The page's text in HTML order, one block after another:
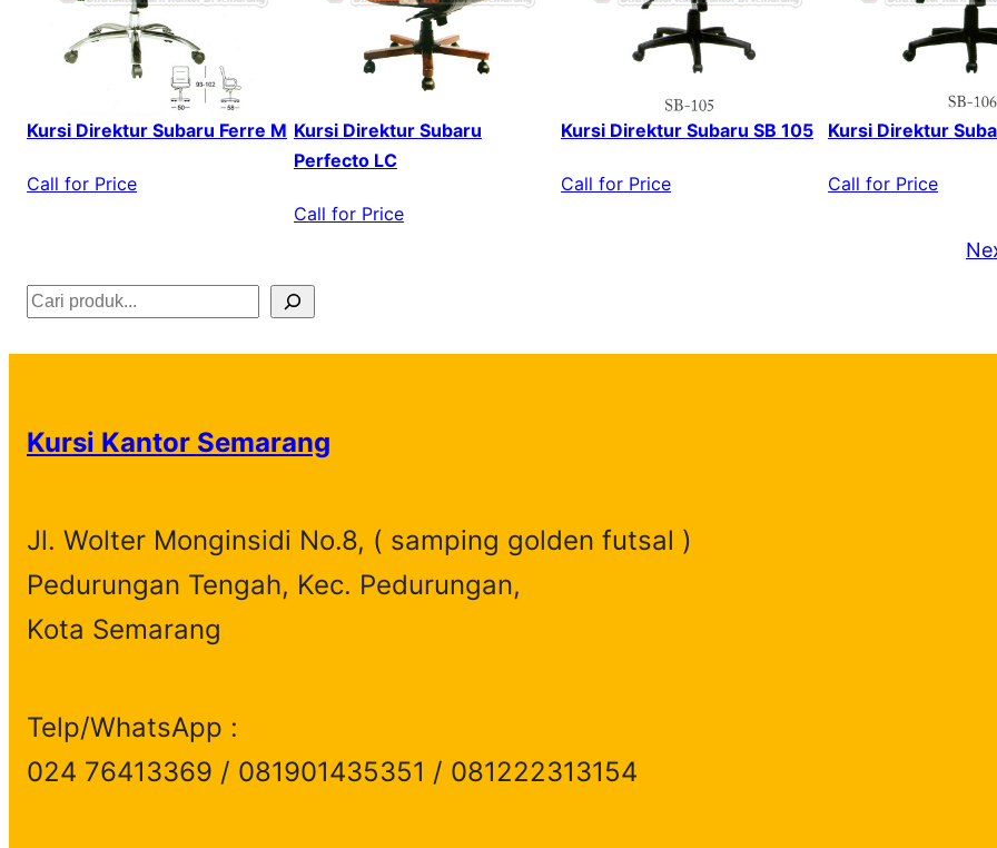
Kursi Direktur Subaru Ferre M
Call for Price
Kursi Direktur Subaru
Perfecto LC
Call for Price
Kursi Direktur Subaru SB 105
Call for Price
Kursi Direktur
Call for Price
S
e
r
h
Kursi Kantor Semarang
Jl. Wolter Monginsidi No.8, ( samping golden futsal )
Pedurungan Tengah, Kec. Pedurungan,
Kota Semarang
Telp/WhatsApp :
024 76413369 / 081901435351 / 081222313154